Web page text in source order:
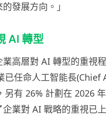
發展方向。」
AI 轉型
高層對 AI 轉型的重視
已任命人工智能長(Chief
另有 26% 計劃在 2026
業對 AI 戰略的重視已